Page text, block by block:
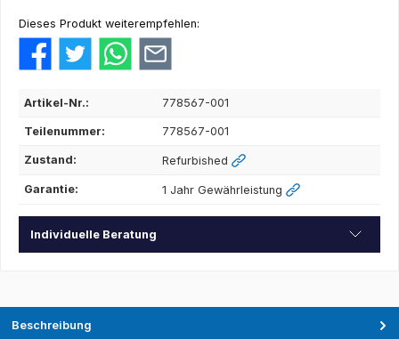
Dieses Produkt weiterempfehlen:
Artikel-Nr.: 778567-001
Teilenummer: 778567-001
Zustand: Refurbished
Garantie: 1 Jahr Gewährleistung
Individuelle Beratung
Beschreibung